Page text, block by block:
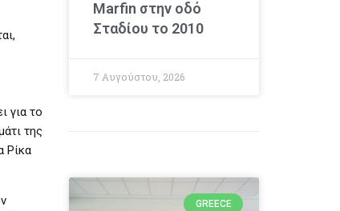
για το
της
Ρίκα
Marfin στην οδό
Σταδίου το 2010
7 Αυγούστου, 2026
GREECE